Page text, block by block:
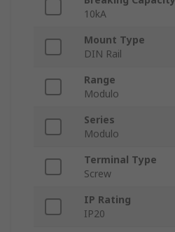
10kA
Mount Type
DIN Rail
Range
Modulo
Series
Modulo
Terminal Type
Screw
IP Rating
IP20